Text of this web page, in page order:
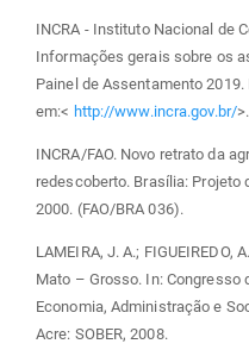
INCRA - Instituto Nacional de
Informações gerais sobre os
Painel de Assentamento 2019.
em:< http://www.incra.gov.br/
INCRA/FAO. Novo retrato da
redescoberto. Brasília: Projeto
2000. (FAO/BRA 036).
LAMEIRA, J. A.;
Mato – Grosso. In: Congresso
Economia, Administração e
Acre: SOBER, 2008.